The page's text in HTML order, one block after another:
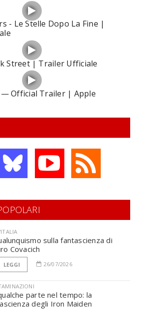
- Le Stelle Dopo La Fine |
Street | Trailer Ufficiale
Official Trailer | Apple
sulla fantascienza di
Covacich
LEGGI 26/07/2026
parte nel tempo: la
degli Iron Maiden